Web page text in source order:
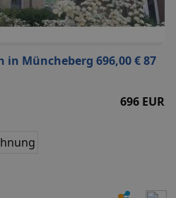
Müncheberg 696,00 € 87
696 EUR